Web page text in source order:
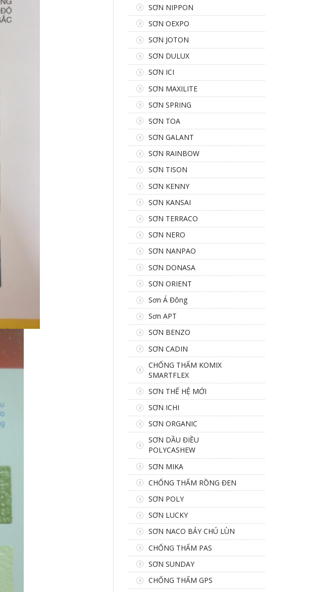
SƠN NIPPON
SƠN OEXPO
SƠN JOTON
SƠN DULUX
SƠN ICI
SƠN MAXILITE
SƠN SPRING
SƠN TOA
SƠN GALANT
SƠN RAINBOW
SƠN TISON
SƠN KENNY
SƠN KANSAI
SƠN TERRACO
SƠN NERO
SƠN NANPAO
SƠN DONASA
SƠN ORIENT
Sơn Á Đông
Sơn APT
SƠN BENZO
SƠN CADIN
CHỐNG THẤM KOMIX
SMARTFLEX
SƠN THẾ HỆ MỚI
SƠN ICHI
SƠN ORGANIC
SƠN DẦU ĐIỀU
POLYCASHEW
SƠN MIKA
CHỐNG THẤM RỒNG ĐEN
SƠN POLY
SƠN LUCKY
SƠN NACO BẢY CHÚ LÙN
CHỐNG THẤM PAS
SƠN SUNDAY
CHỐNG THẤM GPS